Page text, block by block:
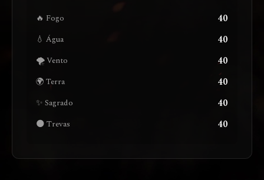
🔥 Fogo 40
💧 Água 40
🌪️ Vento 40
🌍 Terra 40
✨ Sagrado 40
🌑 Trevas 40